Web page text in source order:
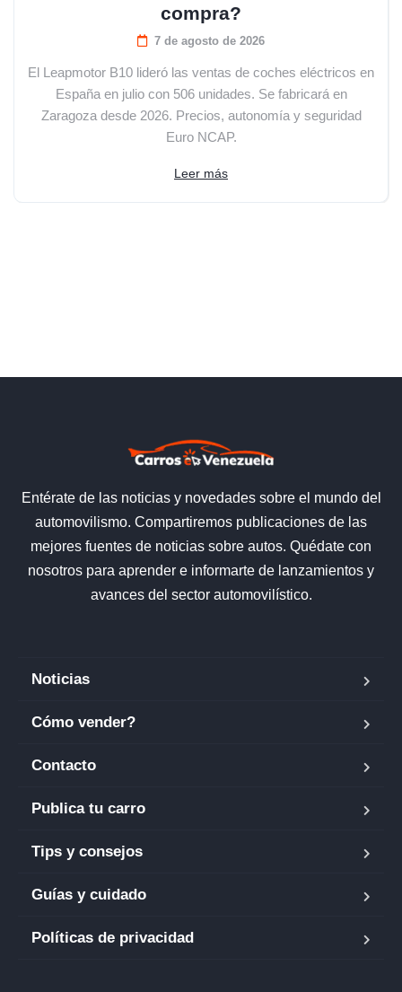
compra?
7 de agosto de 2026
El Leapmotor B10 lideró las ventas de coches eléctricos en
España en julio con 506 unidades. Se fabricará en
Zaragoza desde 2026. Precios, autonomía y seguridad
Euro NCAP.
Leer más
Entérate de las noticias y novedades sobre el mundo del
automovilismo. Compartiremos publicaciones de las
mejores fuentes de noticias sobre autos. Quédate con
nosotros para aprender e informarte de lanzamientos y
avances del sector automovilístico.
Noticias
Cómo vender?
Contacto
Publica tu carro
Tips y consejos
Guías y cuidado
Políticas de privacidad